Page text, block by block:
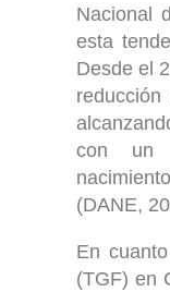
Nacional
esta
Desde el
con un
(DANE,
En
(TGF) en